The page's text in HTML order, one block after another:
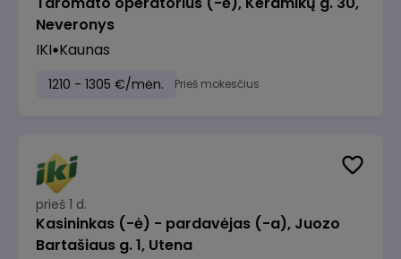
Neveronys
IKI Kaunas
1210 - 1305 €/mėn. Prieš mokesčius
prieš 1 d.
Kasininkas (-ė) - pardavėjas (-a), Juozo
Bartašiaus g. 1, Utena